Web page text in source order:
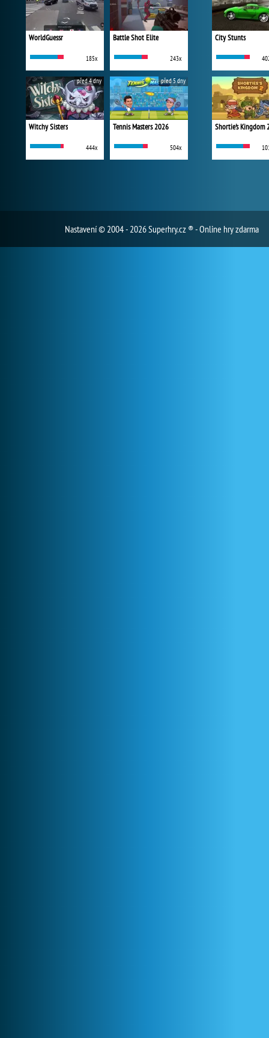
WorldGuessr
185x
Battle Shot Elite
243x
Witchy Sisters
444x
před 4 dny
Tennis Masters 2026
504x
před 5 dny
City Stunts
Shortie's Kingdom
Nastavení© 2004 - 2026 Superhry.cz ® - Online hry zdarma